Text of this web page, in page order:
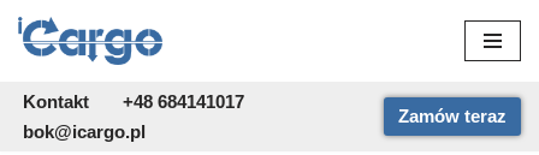
do
treści
Kontakt
+48 684141017
bok@icargo.pl
Zamów teraz